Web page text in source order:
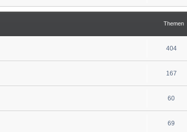
Themen
404
167
60
69